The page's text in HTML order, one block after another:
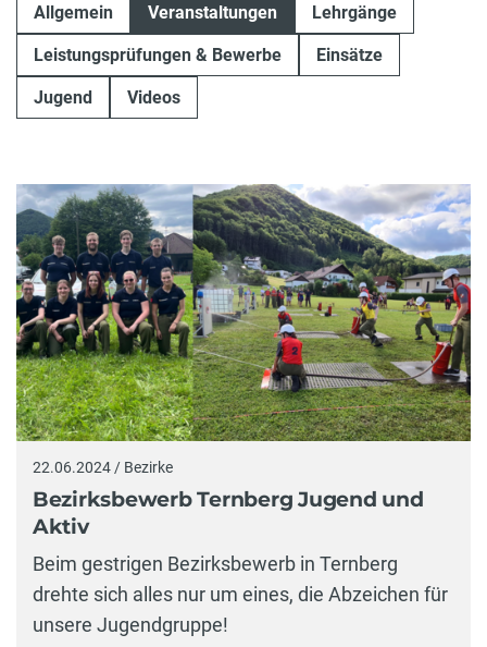
Allgemein Veranstaltungen Lehrgänge
Leistungsprüfungen & Bewerbe Einsätze
Jugend Videos
22.06.2024 / Bezirke
Bezirksbewerb Ternberg Jugend und
Aktiv
Beim gestrigen Bezirksbewerb in Ternberg
drehte sich alles nur um eines, die Abzeichen für
unsere Jugendgruppe!